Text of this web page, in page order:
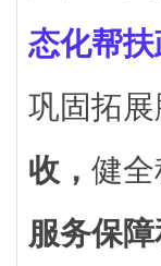
态化帮
巩固拓展
收， 健
服务保